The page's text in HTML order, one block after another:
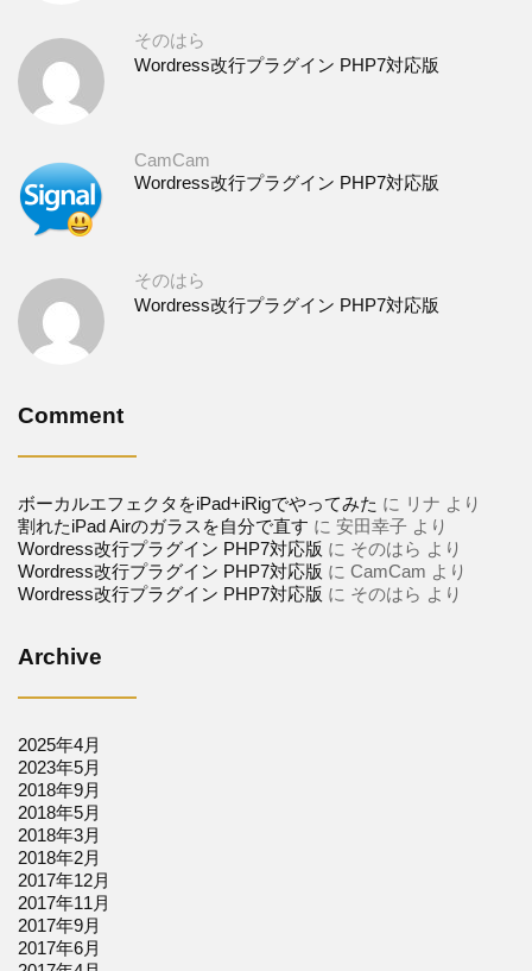
そのはら
Wordress改行プラグイン PHP7対応版
CamCam
Wordress改行プラグイン PHP7対応版
そのはら
Wordress改行プラグイン PHP7対応版
Comment
ボーカルエフェクタをiPad+iRigでやってみた に リナ より
割れたiPad Airのガラスを自分で直す に 安田幸子 より
Wordress改行プラグイン PHP7対応版 に そのはら より
Wordress改行プラグイン PHP7対応版 に CamCam より
Wordress改行プラグイン PHP7対応版 に そのはら より
Archive
2025年4月
2023年5月
2018年9月
2018年5月
2018年3月
2018年2月
2017年12月
2017年11月
2017年9月
2017年6月